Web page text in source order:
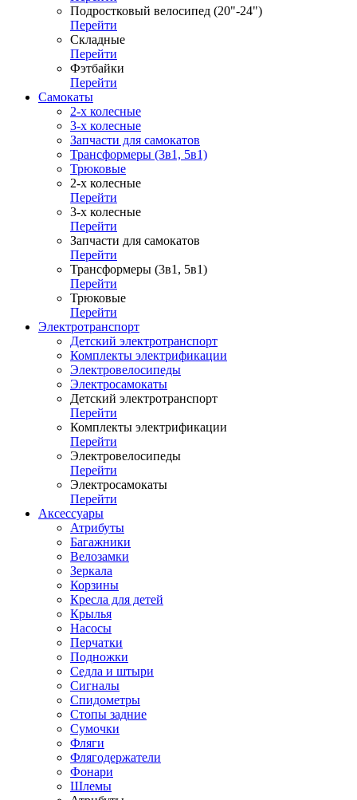
Подростковый велосипед (20"-24")
Перейти
Складные
Перейти
Фэтбайки
Перейти
Самокаты
2-х колесные
3-х колесные
Запчасти для самокатов
Трансформеры (3в1, 5в1)
Трюковые
2-х колесные
Перейти
3-х колесные
Перейти
Запчасти для самокатов
Перейти
Трансформеры (3в1, 5в1)
Перейти
Трюковые
Перейти
Электротранспорт
Детский электротранспорт
Комплекты электрификации
Электровелосипеды
Электросамокаты
Детский электротранспорт
Перейти
Комплекты электрификации
Перейти
Электровелосипеды
Перейти
Электросамокаты
Перейти
Аксессуары
Атрибуты
Багажники
Велозамки
Зеркала
Корзины
Кресла для детей
Крылья
Насосы
Перчатки
Подножки
Седла и штыри
Сигналы
Спидометры
Стопы задние
Сумочки
Фляги
Флягодержатели
Фонари
Шлемы